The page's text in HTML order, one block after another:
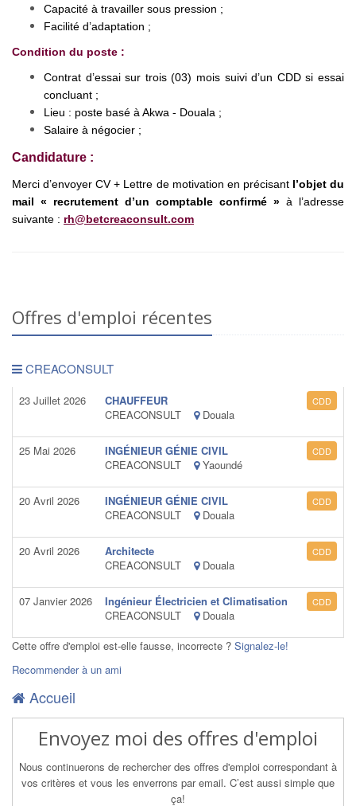
Capacité à travailler sous pression ;
Facilité d’adaptation ;
Condition du poste :
Contrat d’essai sur trois (03) mois suivi d’un CDD si essai
concluant ;
Lieu : poste basé à Akwa - Douala ;
Salaire à négocier ;
Candidature :
Merci d’envoyer CV + Lettre de motivation en précisant l’objet du
mail « recrutement d’un comptable confirmé » à l’adresse
suivante : rh@betcreaconsult.com
Offres d'emploi récentes
CREACONSULT
23 Juillet 2026
CHAUFFEUR
CREACONSULT
Douala
CDD
25 Mai 2026
INGÉNIEUR GÉNIE CIVIL
CREACONSULT
Yaoundé
CDD
20 Avril 2026
INGÉNIEUR GÉNIE CIVIL
CREACONSULT
Douala
CDD
20 Avril 2026
Architecte
CREACONSULT
Douala
CDD
07 Janvier 2026
Ingénieur Électricien et Climatisation
CREACONSULT
Douala
CDD
Cette offre d'emploi est-elle fausse, incorrecte ? Signalez-le!
Recommender à un ami
Accueil
Envoyez moi des offres d'emploi
Nous continuerons de rechercher des offres d'emploi correspondant à
vos critères et vous les enverrons par email. C’est aussi simple que
ça!